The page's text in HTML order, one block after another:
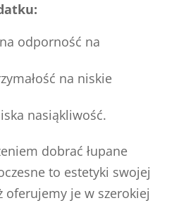
odporność na
na niskie
nasiąkliwość.
dobrać łupane
to estetyki swojej
oferujemy je w szerokiej